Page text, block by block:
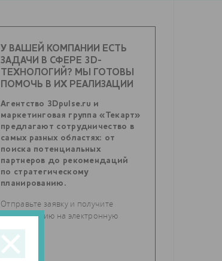
У ВАШЕЙ КОМПАНИИ ЕСТЬ
ЗАДАЧИ В СФЕРЕ 3D-
ТЕХНОЛОГИЙ? МЫ ГОТОВЫ
ПОМОЧЬ В ИХ РЕАЛИЗАЦИИ
Агентство 3Dpulse.ru и
маркетинговая группа «Текарт»
предлагают сотрудничество в
самых разных областях: от
поиска потенциальных
партнеров до рекомендаций
по стратегическому
планированию.
Отправьте заявку и получите
консультацию на электронную
почту.